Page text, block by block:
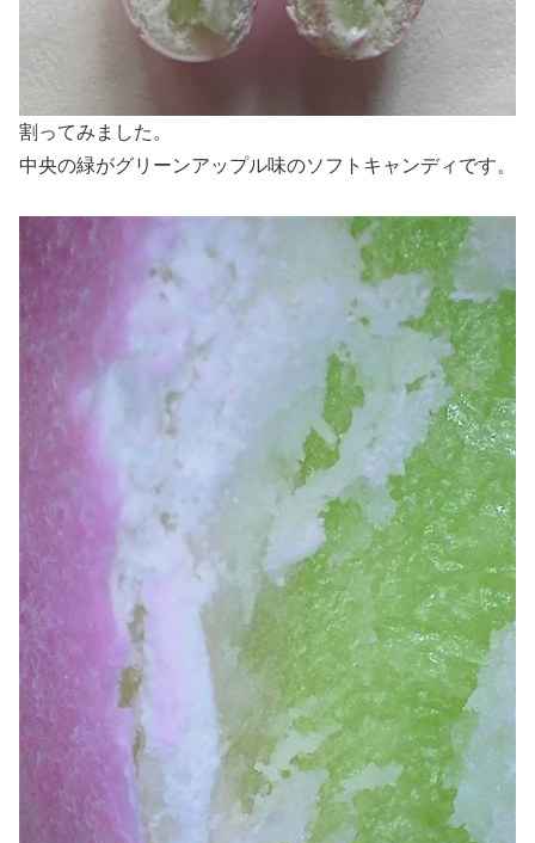
割ってみました。
中央の緑がグリーンアップル味のソフトキャンディです。